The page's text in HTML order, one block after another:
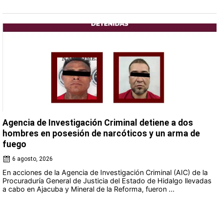
Agencia de Investigación Criminal detiene a dos
hombres en posesión de narcóticos y un arma de
fuego
6 agosto, 2026
En acciones de la Agencia de Investigación Criminal (AIC) de la
Procuraduría General de Justicia del Estado de Hidalgo llevadas
a cabo en Ajacuba y Mineral de la Reforma, fueron ...